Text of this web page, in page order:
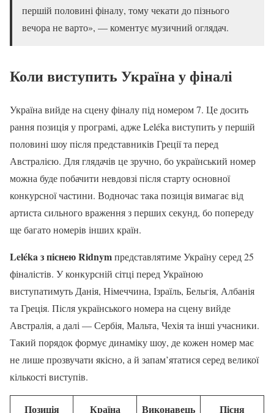
першій половині фіналу, тому чекати до пізнього
вечора не варто», — коментує музичний оглядач.
Коли виступить Україна у фіналі
Україна вийде на сцену фіналу під номером 7. Це досить
рання позиція у програмі, адже Leléka виступить у першій
половині шоу після представників Греції та перед
Австралією. Для глядачів це зручно, бо український номер
можна буде побачити невдовзі після старту основної
конкурсної частини. Водночас така позиція вимагає від
артиста сильного враження з перших секунд, бо попереду
ще багато номерів інших країн.
Leléka з піснею Ridnymпредставлятиме Україну серед 25
фіналістів. У конкурсній сітці перед Україною
виступатимуть Данія, Німеччина, Ізраїль, Бельгія, Албанія
та Греція. Після українського номера на сцену вийде
Австралія, а далі — Сербія, Мальта, Чехія та інші учасники.
Такий порядок формує динаміку шоу, де кожен номер має
не лише прозвучати якісно, а й запам’ятатися серед великої
кількості виступів.
Позиція Країна Виконавець Пісня